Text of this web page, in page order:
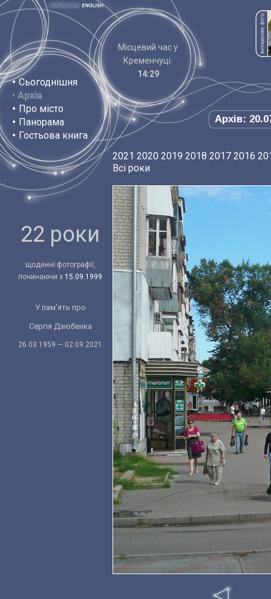
• Сьогоднішня
• Архів
• Про місто
• Панорама
• Гостьова книга
Місцевий час у
Кременчуці:
14:29
Архів:
22 роки
щоденні фотографії,
починаючи з 15.09.1999
У пам'ять про
Сергія Дзюбенка
26.03.1959 — 02.09.2021
2021 2020 2019 2018 2017 2016
Всі роки